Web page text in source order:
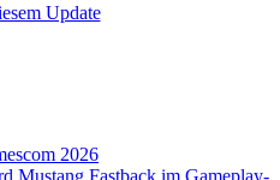
Update
2026
Mustang Fastback im Gameplay-